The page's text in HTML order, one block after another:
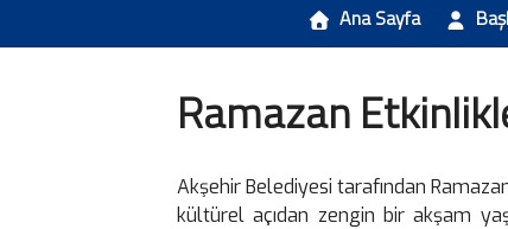
Ana Sayfa
Ramazan
Akşehir Belediyesi tarafından
kültürel açıdan zengin bir akşam